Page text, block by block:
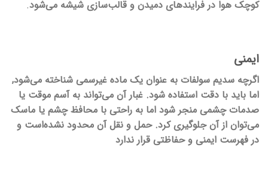
کوچک هوا در فرایندهای دمیدن و قالب‌سازی شیشه می‌شود.
ایمنی
اگرچه سدیم سولفات به عنوان یک ماده غیرسمی شناخته می‌شود,
اما باید با دقت استفاده شود. غبار آن می‌تواند به آسم موقت یا
صدمات چشمی منجر شود اما به راحتی با محافظ چشم یا ماسک
می‌توان از آن جلوگیری کرد. حمل و نقل آن محدود نشده‌است و
در فهرست ایمنی و حفاظتی قرار ندارد